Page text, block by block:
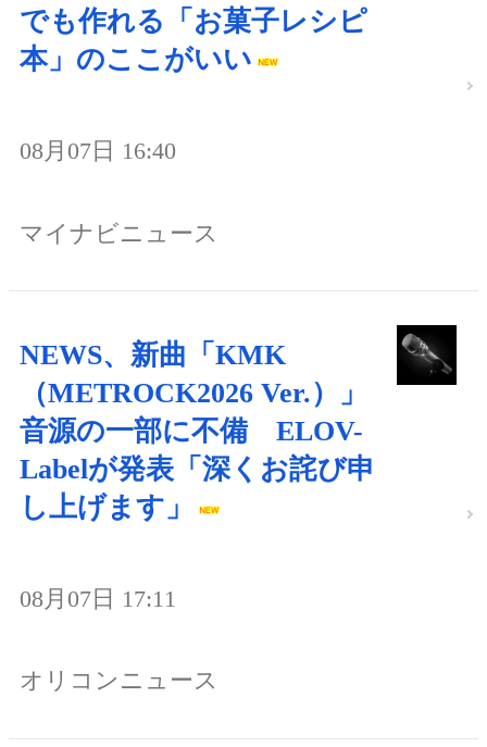
でも作れる「お菓子レシピ
本」のここがいい
08月07日 16:40
マイナビニュース
NEWS、新曲「KMK
（METROCK2026 Ver.）」
音源の一部に不備 ELOV-
Labelが発表「深くお詫び申
し上げます」
08月07日 17:11
オリコンニュース